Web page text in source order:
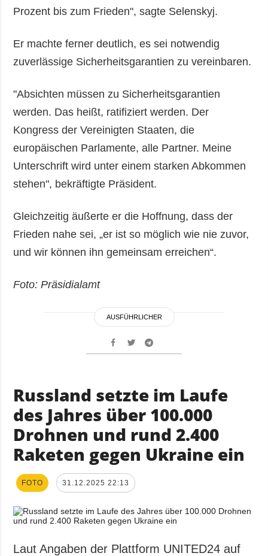
Prozent bis zum Frieden", sagte Selenskyj.
Er machte ferner deutlich, es sei notwendig
zuverlässige Sicherheitsgarantien zu vereinbaren.
"Absichten müssen zu Sicherheitsgarantien
werden. Das heißt, ratifiziert werden. Der
Kongress der Vereinigten Staaten, die
europäischen Parlamente, alle Partner. Meine
Unterschrift wird unter einem starken Abkommen
stehen", bekräftigte Präsident.
Gleichzeitig äußerte er die Hoffnung, dass der
Frieden nahe sei, „er ist so möglich wie nie zuvor,
und wir können ihn gemeinsam erreichen“.
Foto: Präsidialamt
AUSFÜHRLICHER
Russland setzte im Laufe
des Jahres über 100.000
Drohnen und rund 2.400
Raketen gegen Ukraine ein
FOTO 31.12.2025 22:13
Laut Angaben der Plattform UNITED24 auf